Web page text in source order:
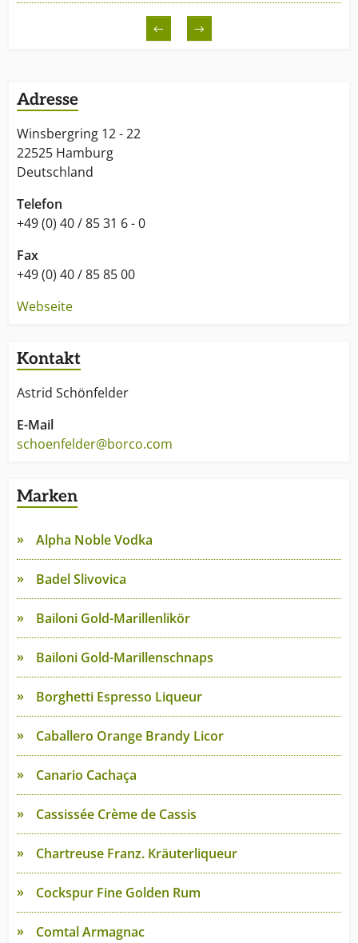
← →
Adresse
Winsbergring 12 - 22
22525 Hamburg
Deutschland
Telefon
+49 (0) 40 / 85 31 6 - 0
Fax
+49 (0) 40 / 85 85 00
Webseite
Kontakt
Astrid Schönfelder
E-Mail
schoenfelder@borco.com
Marken
Alpha Noble Vodka
Badel Slivovica
Bailoni Gold-Marillenlikör
Bailoni Gold-Marillenschnaps
Borghetti Espresso Liqueur
Caballero Orange Brandy Licor
Canario Cachaça
Cassissée Crème de Cassis
Chartreuse Franz. Kräuterliqueur
Cockspur Fine Golden Rum
Comtal Armagnac